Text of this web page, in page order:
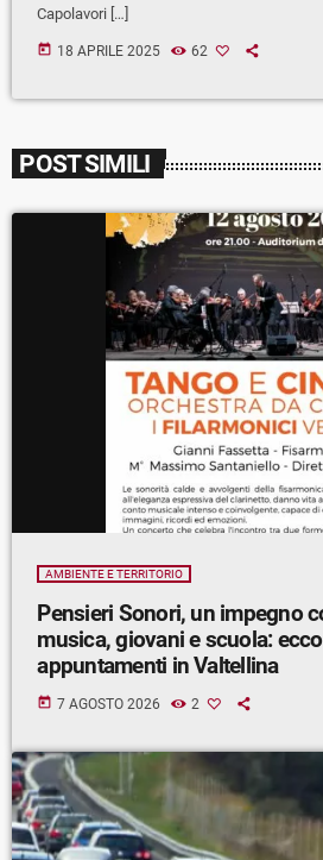
Capolavori […]
today 18 APRILE 2025 62
POST SIMILI
AMBIENTE E TERRITORIO
Pensieri Sonori, un impegno
musica, giovani e scuola:
appuntamenti in Valtellina
today 7 AGOSTO 2026 2